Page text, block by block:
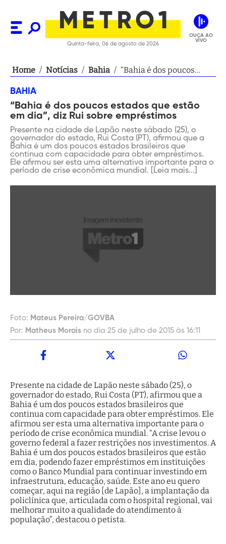
Quinta-feira, 06 de agosto de 2026
OUÇA AO
VIVO
Home / Notícias / Bahia / “Bahia é dos poucos
empréstimos
BAHIA
“Bahia é dos poucos estados que estão
em dia”, diz Rui sobre empréstimos
Presente na cidade de Lapão neste sábado (25), o
governador do estado, Rui Costa (PT), afirmou que a
Bahia é um dos poucos estados brasileiros que
continua com capacidade para obter empréstimos.
Ele afirmou ser esta uma alternativa importante para o
período de crise econômica mundial. [Leia mais...]
Foto: Mateus Pereira/GOVBA
Por: Matheus Morais no dia 25 de julho de 2015 às 16:11
Presente na cidade de Lapão neste sábado (25), o
governador do estado, Rui Costa (PT), afirmou que a
Bahia é um dos poucos estados brasileiros que
continua com capacidade para obter empréstimos. Ele
afirmou ser esta uma alternativa importante para o
período de crise econômica mundial. “A crise levou o
governo federal a fazer restrições nos investimentos. A
Bahia é um dos poucos estados brasileiros que estão
em dia, podendo fazer empréstimos em instituições
como o Banco Mundial para continuar investindo em
infraestrutura, educação, saúde. Este ano eu quero
começar, aqui na região [de Lapão], a implantação da
policlínica que, articulada com o hospital regional, vai
melhorar muito a qualidade do atendimento à
população”, destacou o petista.